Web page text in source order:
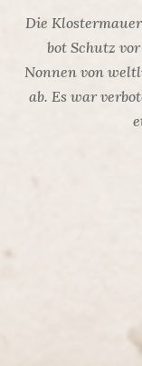
Die
bot Schutz
Nonnen von
ab. Es war